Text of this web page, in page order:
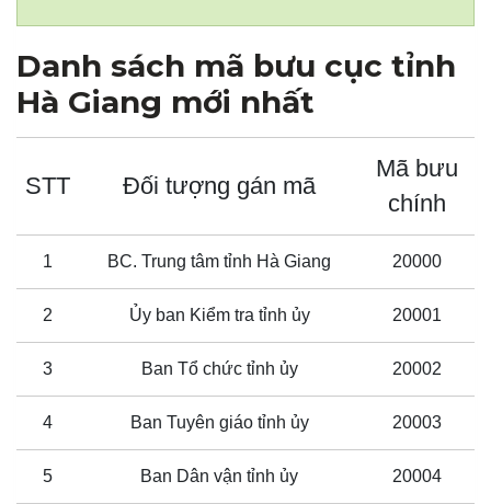
Danh sách mã bưu cục tỉnh
Hà Giang mới nhất
STT Đối tượng gán mã
Mã bưu
chính
1 BC. Trung tâm tỉnh Hà Giang 20000
2 Ủy ban Kiểm tra tỉnh ủy 20001
3 Ban Tổ chức tỉnh ủy 20002
4 Ban Tuyên giáo tỉnh ủy 20003
5 Ban Dân vận tỉnh ủy 20004